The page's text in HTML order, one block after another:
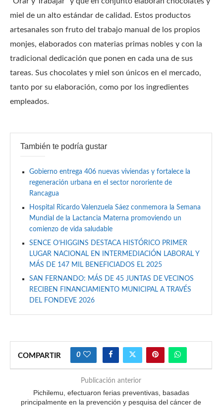
miel de un alto estándar de calidad. Estos productos
artesanales son fruto del trabajo manual de los propios
monjes, elaborados con materias primas nobles y con la
tradicional dedicación que ponen en cada una de sus
tareas. Sus chocolates y miel son únicos en el mercado,
tanto por su elaboración, como por los ingredientes
empleados.
También te podría gustar
Gobierno entrega 406 nuevas viviendas y fortalece la
regeneración urbana en el sector nororiente de
Rancagua
Hospital Ricardo Valenzuela Sáez conmemora la Semana
Mundial de la Lactancia Materna promoviendo un
comienzo de vida saludable
SENCE O’HIGGINS DESTACA HISTÓRICO PRIMER
LUGAR NACIONAL EN INTERMEDIACIÓN LABORAL Y
MÁS DE 147 MIL BENEFICIADOS EL 2025
SAN FERNANDO: MÁS DE 45 JUNTAS DE VECINOS
RECIBEN FINANCIAMIENTO MUNICIPAL A TRAVÉS
DEL FONDEVE 2026
COMPARTIR 0
Publicación anterior
Pichilemu, efectuaron ferias preventivas, basadas
principalmente en la prevención y pesquisa del cáncer de